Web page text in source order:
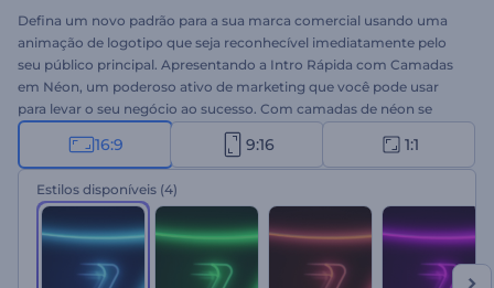
Defina um novo padrão para a sua marca comercial usando uma
animação de logotipo que seja reconhecível imediatamente pelo
seu público principal. Apresentando a Intro Rápida com Camadas
em Néon, um poderoso ativo de marketing que você pode usar
para levar o seu negócio ao sucesso. Com camadas de néon se
afastando, esta introdução certamente causará um impacto
excepcional em seus espectadores e trará mais interesse para sua
empresa. Tudo o que você precisa fazer é enviar o seu logotipo,
escolher o estilo que preferir, escrever seu slogan e aguardar alguns
Ideal para apresentações de empresas, promoções de produtos ou
serviços, aberturas de apresentações, introduções de canais,
16:9 9:16 1:1
Estilos disponíveis (4)